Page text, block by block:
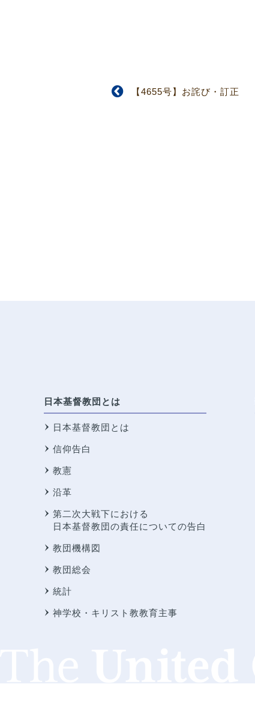
【4655号】お詫び・訂正
日本基督教団とは
日本基督教団とは
信仰告白
教憲
沿革
第二次大戦下における
日本基督教団の責任についての告白
教団機構図
教団総会
統計
神学校・キリスト教教育主事